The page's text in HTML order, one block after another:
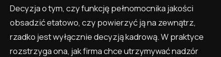
Decyzja o tym, czy funkcję pełnomocnika jakości
obsadzić etatowo, czy powierzyć ją na zewnątrz,
rzadko jest wyłącznie decyzją kadrową. W praktyce
rozstrzyga ona, jak firma chce utrzymywać nadzór